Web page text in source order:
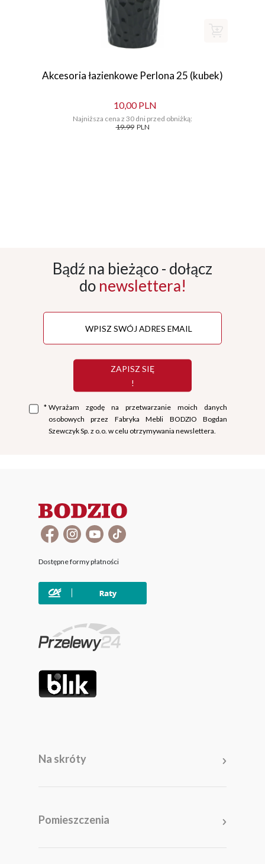
Akcesoria łazienkowe Perlona 25 (kubek)
10,00 PLN
Najniższa cena z 30 dni przed obniżką:
19.99 PLN
Bądź na bieżąco - dołącz
do newslettera!
ZAPISZ SIĘ
!
* Wyrażam zgodę na przetwarzanie moich danych
osobowych przez Fabryka Mebli BODZIO Bogdan
Szewczyk Sp. z o.o. w celu otrzymywania newslettera.
Dostępne formy płatności
Na skróty
Pomieszczenia
Pomieszczenia